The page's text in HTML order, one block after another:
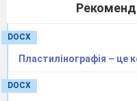
DOCX
Пластилінографія – це
DOCX